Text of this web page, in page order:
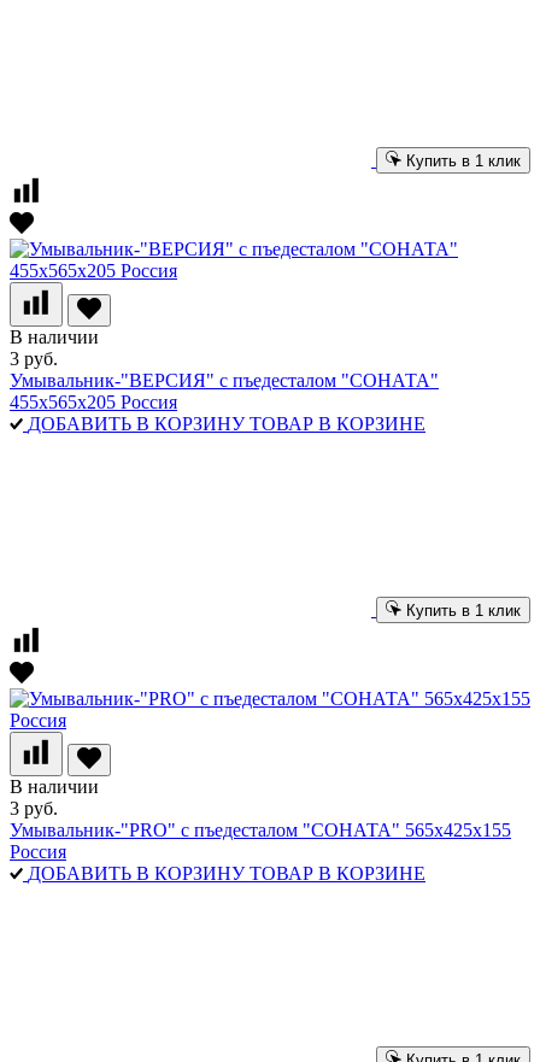
Купить в 1 клик
В наличии
3 руб.
Умывальник-"ВЕРСИЯ" с пъедесталом "СОНАТА"
455х565х205 Россия
ДОБАВИТЬ В КОРЗИНУ ТОВАР В КОРЗИНЕ
Купить в 1 клик
В наличии
3 руб.
Умывальник-"PRO" с пъедесталом "СОНАТА" 565х425х155
Россия
ДОБАВИТЬ В КОРЗИНУ ТОВАР В КОРЗИНЕ